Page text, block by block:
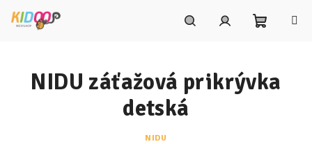
košík
NIDU záťažová prikrývka
detská
NIDU